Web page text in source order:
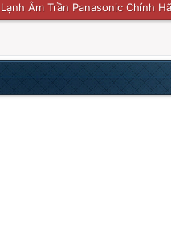
Âm Trần Panasonic Chính